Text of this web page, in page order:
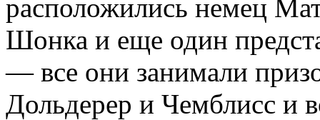
расположились немец
Шонка и еще один
— все они занимали
Дольдерер и Чемблисс и